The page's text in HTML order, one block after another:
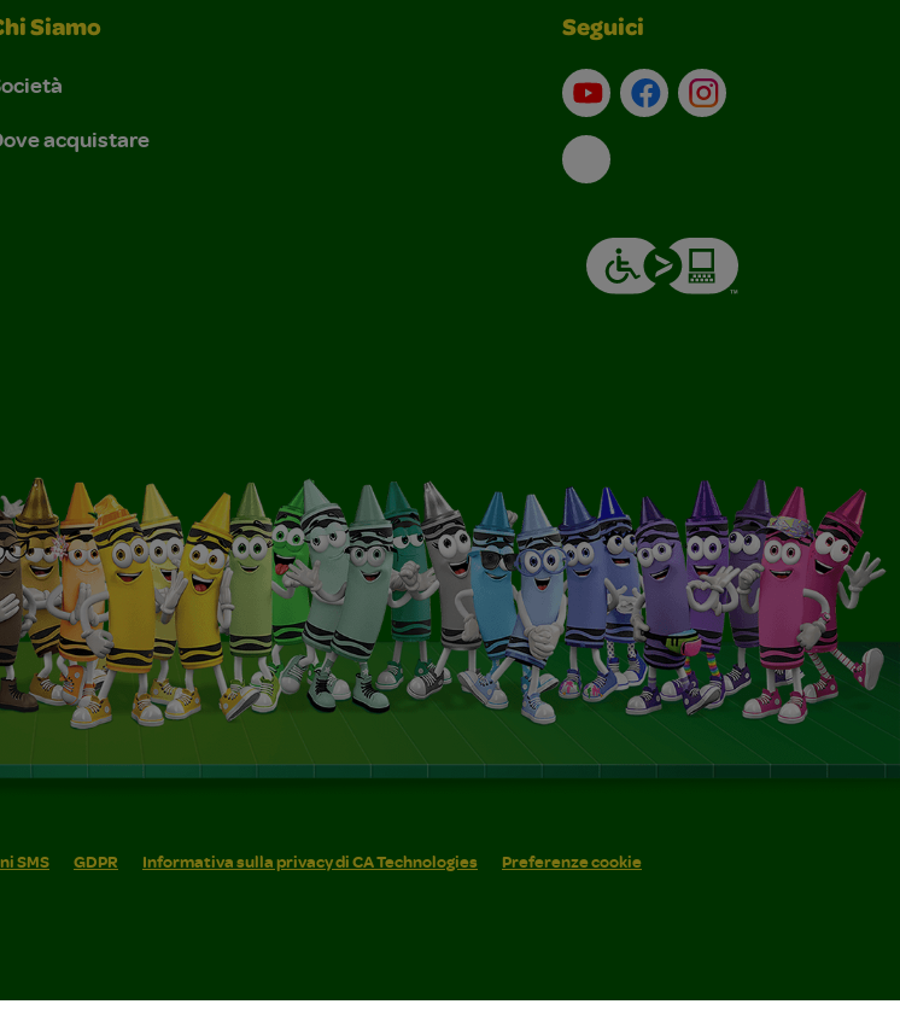
Siamo
acquistare
Seguici
Su YouTube
ContattiProfilo Instagram
Email
SMS GDPR Informativa sulla privacy di CA Technologies
Preferenze cookie